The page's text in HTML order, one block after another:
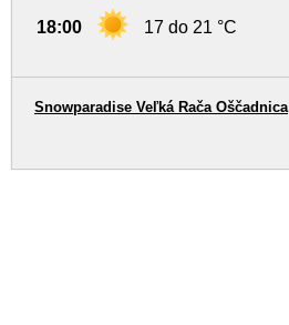
18:00 17 do 21 °C
Snowparadise Veľká Rača Oščadnica